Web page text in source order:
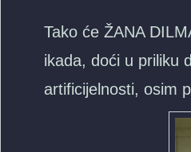
Tako će ŽANA
ikada, doći u priliku
artificijelnosti, osim